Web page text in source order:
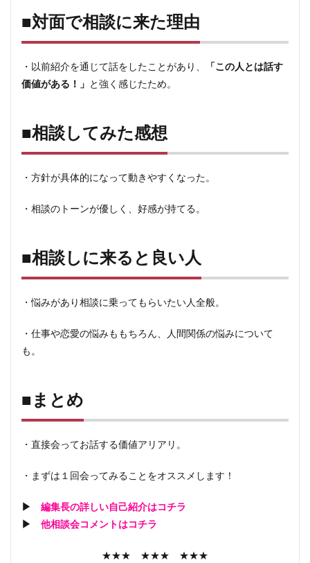
相談
に来
た理
2
■相
た感
想
■相
ると
4
■対面で相談に来た理由
・以前紹介を通じて話をしたことがあり、
「この人とは話す
価値がある！」 と強く感じたため。
■相談してみた感想
・方針が具体的になって動きやすくなった。
・相談のトーンが優しく、好感が持てる。
■相談しに来ると良い人
・悩みがあり相談に乗ってもらいたい人全般。
・仕事や恋愛の悩みももちろん、人間関係の悩みについて
も。
■まとめ
・直接会ってお話する価値アリアリ。
・まずは１回会ってみることをオススメします！
▶ 編集長の詳しい自己紹介はコチラ
▶ 他相談会コメントはコチラ
★★★ ★★★ ★★★